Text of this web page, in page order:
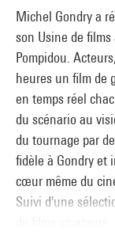
Michel Gondry a
son Usine de
Pompidou.
heures un film de
en temps réel
du scénario au
du tournage par
fidèle à Gondry et
cœur même du
Suivi d'une